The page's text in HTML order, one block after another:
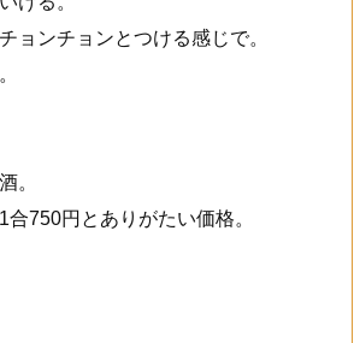
ョンチョンとつける感じで。
。
合750円とありがたい価格。